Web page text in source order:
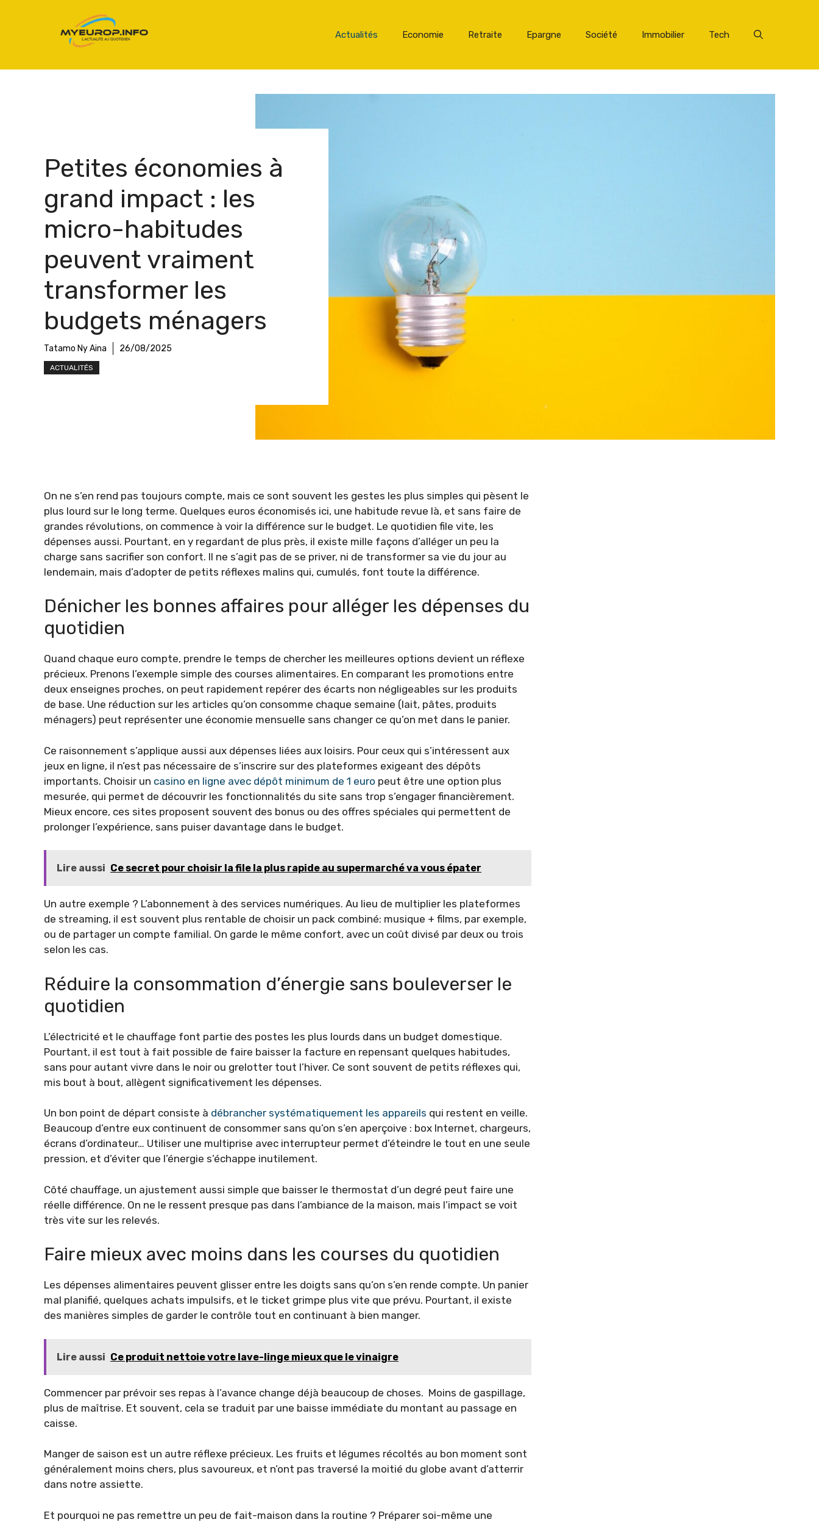
Actualités Economie Retraite Epargne Société Immobilier Tech
Petites économies à
grand impact : les
micro-habitudes
peuvent vraiment
transformer les
budgets ménagers
Tatamo Ny Aina 26/08/2025
ACTUALITÉS
On ne s’en rend pas toujours compte, mais ce sont souvent les gestes les plus simples qui pèsent le
plus lourd sur le long terme. Quelques euros économisés ici, une habitude revue là, et sans faire de
grandes révolutions, on commence à voir la différence sur le budget. Le quotidien file vite, les
dépenses aussi. Pourtant, en y regardant de plus près, il existe mille façons d’alléger un peu la
charge sans sacrifier son confort. Il ne s’agit pas de se priver, ni de transformer sa vie du jour au
lendemain, mais d’adopter de petits réflexes malins qui, cumulés, font toute la différence.
Dénicher les bonnes affaires pour alléger les dépenses du
quotidien
Quand chaque euro compte, prendre le temps de chercher les meilleures options devient un réflexe
précieux. Prenons l’exemple simple des courses alimentaires. En comparant les promotions entre
deux enseignes proches, on peut rapidement repérer des écarts non négligeables sur les produits
de base. Une réduction sur les articles qu’on consomme chaque semaine (lait, pâtes, produits
ménagers) peut représenter une économie mensuelle sans changer ce qu’on met dans le panier.
Ce raisonnement s’applique aussi aux dépenses liées aux loisirs. Pour ceux qui s’intéressent aux
jeux en ligne, il n’est pas nécessaire de s’inscrire sur des plateformes exigeant des dépôts
importants. Choisir un casino en ligne avec dépôt minimum de 1 euro peut être une option plus
mesurée, qui permet de découvrir les fonctionnalités du site sans trop s’engager financièrement.
Mieux encore, ces sites proposent souvent des bonus ou des offres spéciales qui permettent de
prolonger l’expérience, sans puiser davantage dans le budget.
Lire aussi Ce secret pour choisir la file la plus rapide au supermarché va vous épater
Un autre exemple ? L’abonnement à des services numériques. Au lieu de multiplier les plateformes
de streaming, il est souvent plus rentable de choisir un pack combiné: musique + films, par exemple,
ou de partager un compte familial. On garde le même confort, avec un coût divisé par deux ou trois
selon les cas.
Réduire la consommation d’énergie sans bouleverser le
quotidien
L’électricité et le chauffage font partie des postes les plus lourds dans un budget domestique.
Pourtant, il est tout à fait possible de faire baisser la facture en repensant quelques habitudes,
sans pour autant vivre dans le noir ou grelotter tout l’hiver. Ce sont souvent de petits réflexes qui,
mis bout à bout, allègent significativement les dépenses.
Un bon point de départ consiste à débrancher systématiquement les appareils qui restent en veille.
Beaucoup d’entre eux continuent de consommer sans qu’on s’en aperçoive : box Internet, chargeurs,
écrans d’ordinateur… Utiliser une multiprise avec interrupteur permet d’éteindre le tout en une seule
pression, et d’éviter que l’énergie s’échappe inutilement.
Côté chauffage, un ajustement aussi simple que baisser le thermostat d’un degré peut faire une
réelle différence. On ne le ressent presque pas dans l’ambiance de la maison, mais l’impact se voit
très vite sur les relevés.
Faire mieux avec moins dans les courses du quotidien
Les dépenses alimentaires peuvent glisser entre les doigts sans qu’on s’en rende compte. Un panier
mal planifié, quelques achats impulsifs, et le ticket grimpe plus vite que prévu. Pourtant, il existe
des manières simples de garder le contrôle tout en continuant à bien manger.
Lire aussi Ce produit nettoie votre lave-linge mieux que le vinaigre
Commencer par prévoir ses repas à l’avance change déjà beaucoup de choses. Moins de gaspillage,
plus de maîtrise. Et souvent, cela se traduit par une baisse immédiate du montant au passage en
caisse.
Manger de saison est un autre réflexe précieux. Les fruits et légumes récoltés au bon moment sont
généralement moins chers, plus savoureux, et n’ont pas traversé la moitié du globe avant d’atterrir
dans notre assiette.
Et pourquoi ne pas remettre un peu de fait-maison dans la routine ? Préparer soi-même une